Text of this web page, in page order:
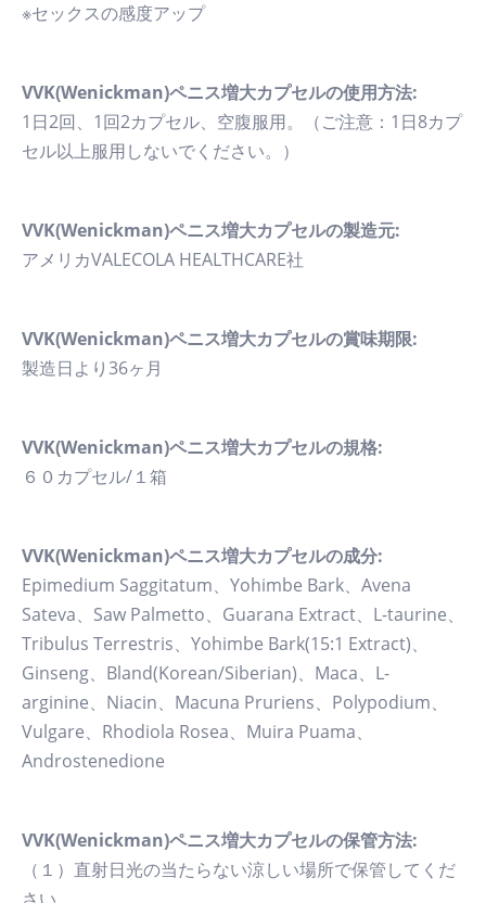
※セックスの感度アップ
VVK(Wenickman)ペニス増大カプセルの使用方法:
1日2回、1回2カプセル、空腹服用。（ご注意：1日8カプ
セル以上服用しないでください。）
VVK(Wenickman)ペニス増大カプセルの製造元:
アメリカVALECOLA HEALTHCARE社
VVK(Wenickman)ペニス増大カプセルの賞味期限:
製造日より36ヶ月
VVK(Wenickman)ペニス増大カプセルの規格:
６０カプセル/１箱
VVK(Wenickman)ペニス増大カプセルの成分:
Epimedium Saggitatum、Yohimbe Bark、Avena
Sateva、Saw Palmetto、Guarana Extract、L-taurine、
Tribulus Terrestris、Yohimbe Bark(15:1 Extract)、
Ginseng、Bland(Korean/Siberian)、Maca、L-
arginine、Niacin、Macuna Pruriens、Polypodium、
Vulgare、Rhodiola Rosea、Muira Puama、
Androstenedione
VVK(Wenickman)ペニス増大カプセルの保管方法:
（１）直射日光の当たらない涼しい場所で保管してくだ